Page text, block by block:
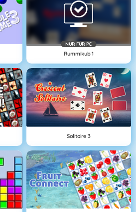
NÜR FÜR PC
Rummikub 1
Solitaire 3